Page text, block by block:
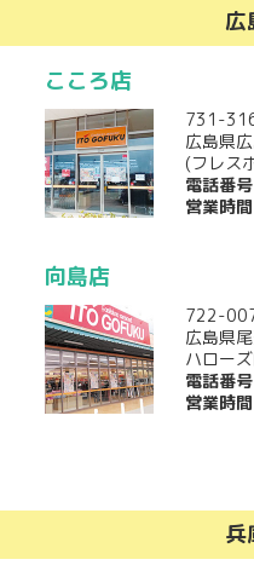
広
こころ店
731-
広島県
(フレス
電話番号
営業時間
向島店
722-
広島県
ハロー
電話番号
営業時間
兵